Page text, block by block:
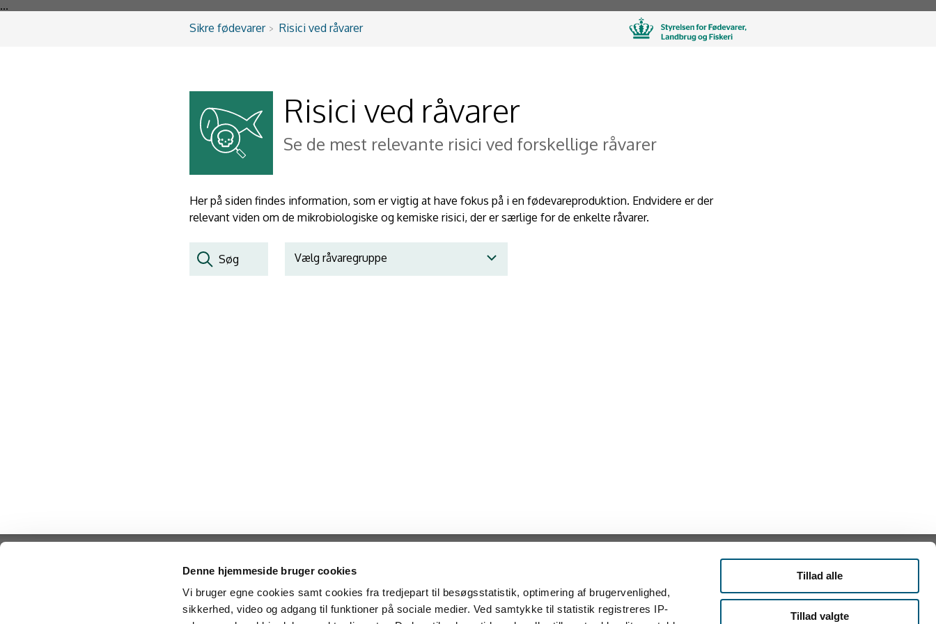
Denne hjemmeside bruger cookies
Vi bruger egne cookies samt cookies fra tredjepart til besøgsstatistik, optimering af brugervenlighed,
sikkerhed, video og adgang til funktioner på sociale medier. Ved samtykke til statistik registreres IP-
Tillad alle
Tillad valgte
...
Sikre fødevarer
Risici ved råvarer
Risici ved råvarer
Se de mest relevante risici ved forskellige råvarer
Her på siden findes information, som er vigtig at have fokus på i en fødevareproduktion. Endvidere er der
relevant viden om de mikrobiologiske og kemiske risici, der er særlige for de enkelte råvarer.
Søg Vælg råvaregruppe
Sikre fødevarer
Fødevarestyrelsens værktøjer til at hjælpe fødevareproducenter